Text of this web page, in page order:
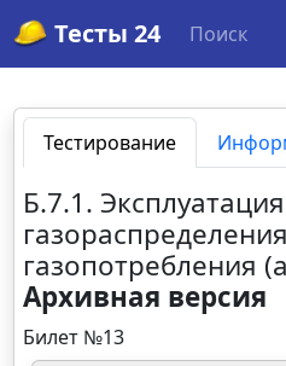
Тесты 24 Поиск
Тестирование
Б.7.1.
газопотребления
Архивная версия
Билет №13